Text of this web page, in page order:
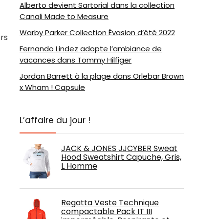
Alberto devient Sartorial dans la collection
Canali Made to Measure
Warby Parker Collection Évasion d’été 2022
Fernando Lindez adopte l’ambiance de
vacances dans Tommy Hilfiger
Jordan Barrett à la plage dans Orlebar Brown
x Wham ! Capsule
L’affaire du jour !
JACK & JONES JJCYBER Sweat
Hood Sweatshirt Capuche, Gris,
L Homme
Regatta Veste Technique
compactable Pack IT III